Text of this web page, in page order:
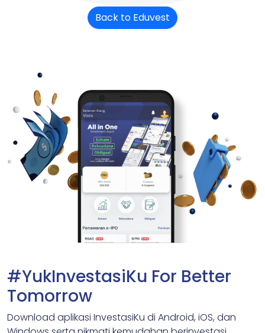
Back to Eduvest
#YukInvestasiKu For Better
Tomorrow
Download aplikasi InvestasiKu di Android, iOS, dan